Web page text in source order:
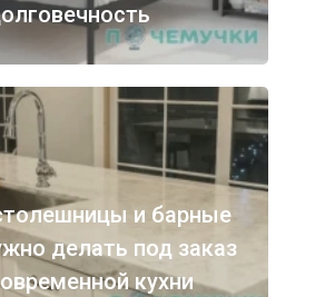
и барные
делать под заказ
кухни